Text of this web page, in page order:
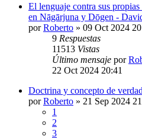
El lenguaje contra sus
en Nāgārjuna y Dōgen -
porRoberto » 09 Oct 2024
9 Respuestas
11513 Vistas
Último mensaje por
22 Oct 2024 20:41
Doctrina y concepto de
porRoberto » 21 Sep 2024
1
2
3